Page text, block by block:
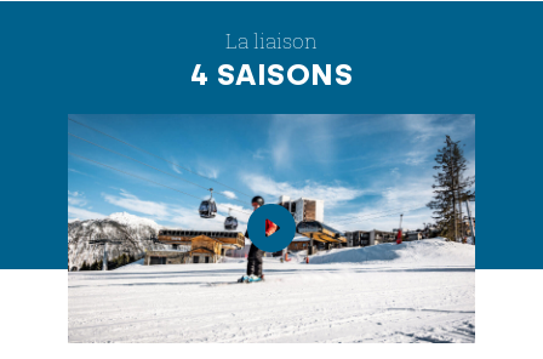
La liaison
4 SAISONS